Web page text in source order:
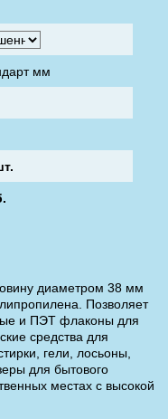
мм
диаметром 38 мм
Позволяет
и ПЭТ флаконы для
средства для
гели, лосьоны,
для бытового
местах с высокой